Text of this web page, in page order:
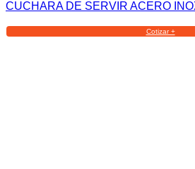
CUCHARA DE SERVIR ACERO
Cotizar +